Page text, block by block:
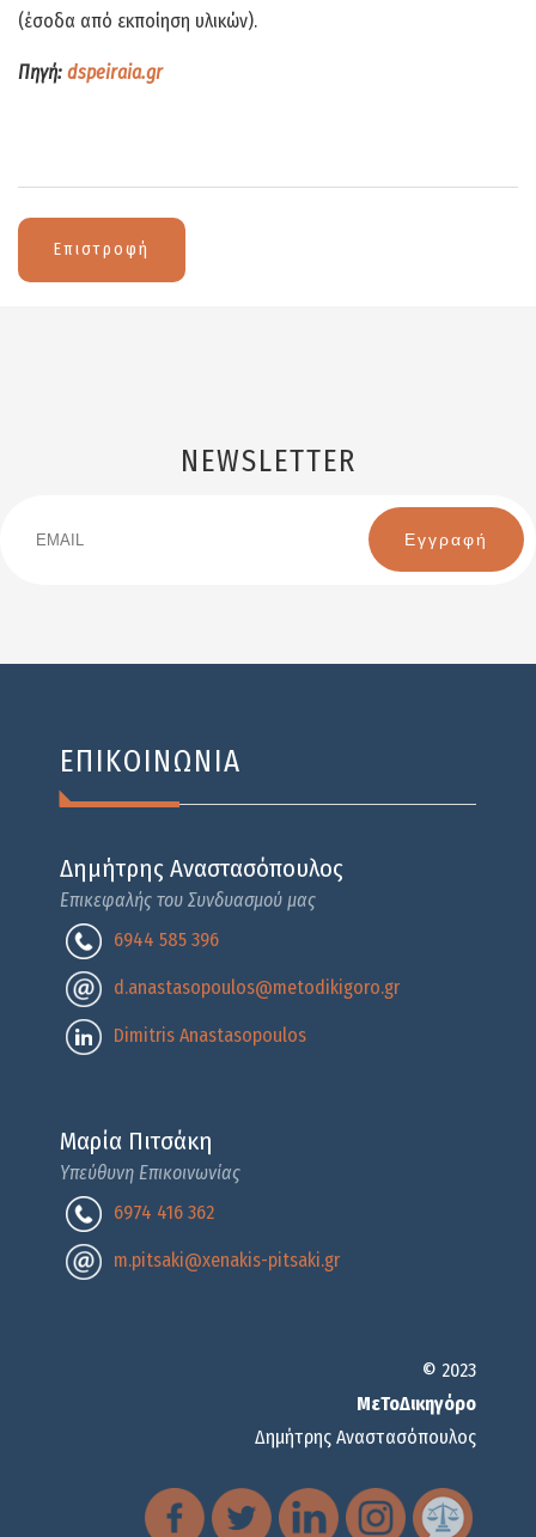
(έσοδα από εκποίηση υλικών).
Πηγή: dspeiraia.gr
Επιστροφή
NEWSLETTER
ΕΠΙΚΟΙΝΩΝΙΑ
Δημήτρης Αναστασόπουλος
Επικεφαλής του Συνδυασμού μας
6944 585 396
d.anastasopoulos@metodikigoro.gr
Dimitris Anastasopoulos
Μαρία Πιτσάκη
Υπεύθυνη Επικοινωνίας
6974 416 362
m.pitsaki@xenakis-pitsaki.gr
© 2023
ΜεΤοΔικηγόρο
Δημήτρης Αναστασόπουλος